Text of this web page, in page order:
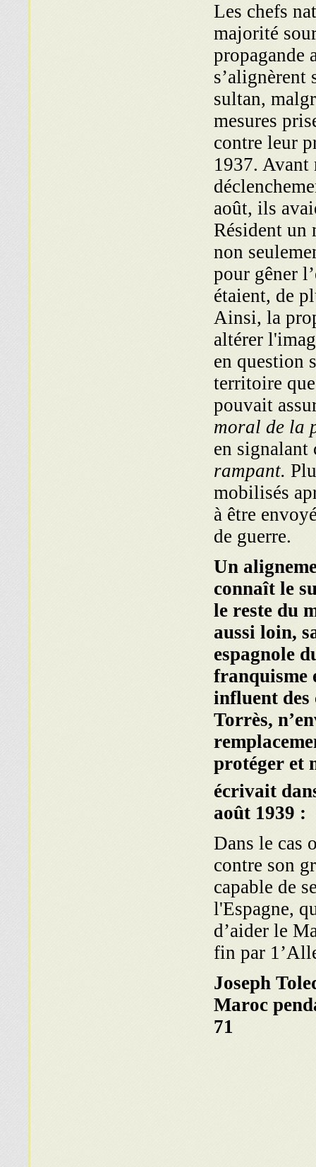
Les chefs
majorité
propagande
sultan,
mesures
contre leur
1937. Avant
août, ils
Résident un
non
pour gêner
étaient, de
Ainsi, la
altérer
en question
territoire
pouvait
moral de la
en
rampant.
mobilisés
à être
de guerre.
Un
connaît le
le reste du
aussi loin,
espagnole
franquisme
influent des
Torrès,
protéger et
écrivait
août 1939 :
Dans le cas
contre son
capable de
l'Espagne,
d’aider le
fin par
Joseph
Maroc
71